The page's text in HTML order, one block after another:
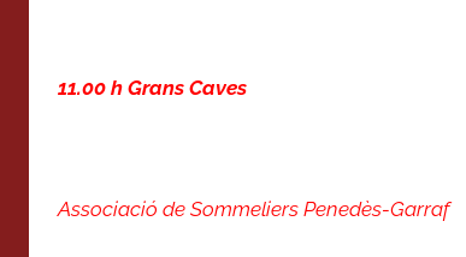
11.00 h Grans Caves
Associació de Sommeliers Penedès-Garraf